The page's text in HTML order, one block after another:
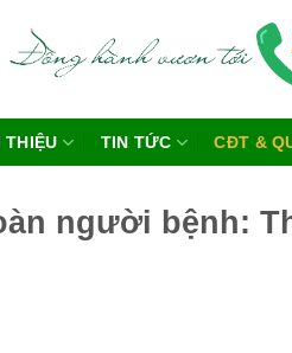
THIỆU TIN TỨC CĐT &
người bệnh: